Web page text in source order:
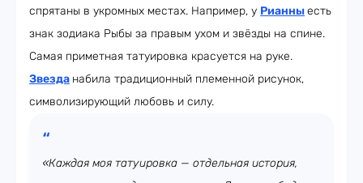
спрятаны в укромных местах. Например, у Рианныесть
знак зодиака Рыбы за правым ухом и звёзды на спине.
Самая приметная татуировка красуется на руке.
Звезда набила традиционный племенной рисунок,
символизирующий любовь и силу.
«Каждая моя татуировка — отдельная история,